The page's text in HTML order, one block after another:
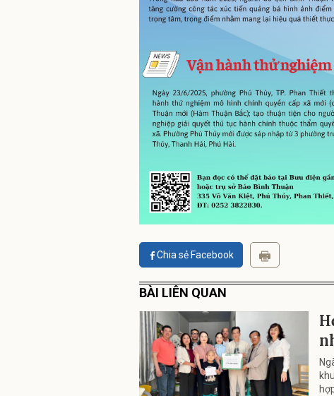
Chia sẻ Facebook
BÀI LIÊN QUAN